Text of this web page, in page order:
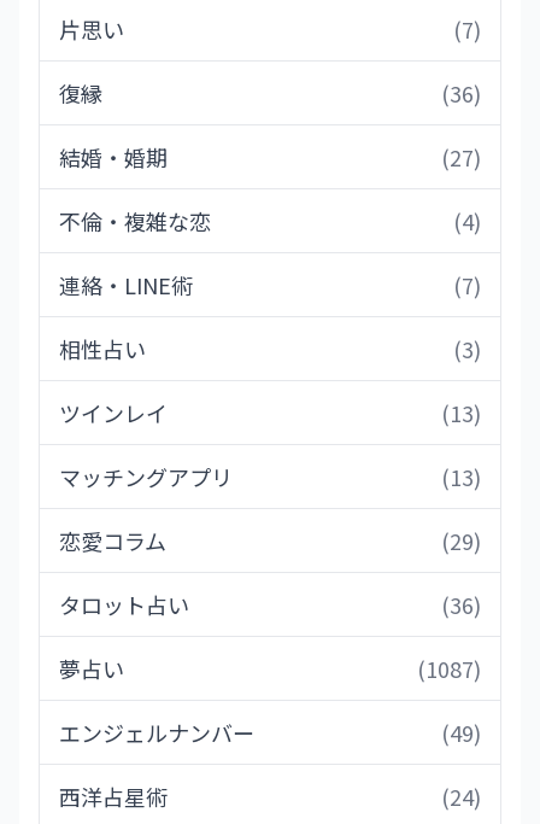
片思い (7)
復縁 (36)
結婚・婚期 (27)
不倫・複雑な恋 (4)
連絡・LINE術 (7)
相性占い (3)
ツインレイ (13)
マッチングアプリ (13)
恋愛コラム (29)
タロット占い (36)
夢占い (1087)
エンジェルナンバー (49)
西洋占星術 (24)